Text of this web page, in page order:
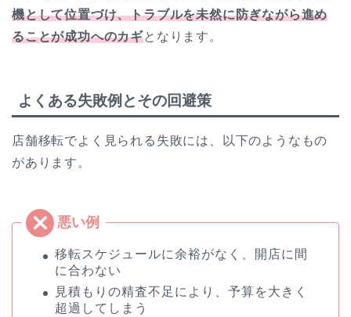
機として位置づけ、トラブルを未然に防ぎながら進め
ることが成功へのカギとなります。
よくある失敗例とその回避策
店舗移転でよく見られる失敗には、以下のようなもの
があります。
移転スケジュールに余裕がなく、開店に間
に合わない
見積もりの精査不足により、予算を大きく
超過してしまう